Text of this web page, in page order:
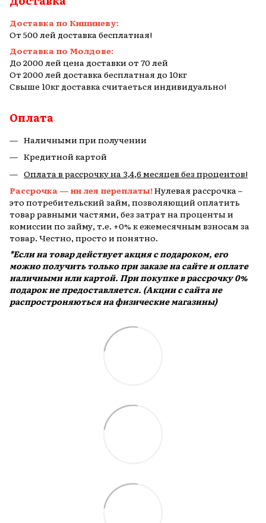
Доставка по Кишиневу:
От 500 лей доставка бесплатная!
Доставка по Молдове:
До 2000 лей цена доставки от 70 лей
От 2000 лей доставка бесплатная до 10кг
Свыше 10кг доставка считаеться индивидуально!
Оплата
Наличными при получении
Кредитной картой
Оплата в рассрочку на 3,4,6 месяцев без процентов!
Рассрочка — ни лея переплаты!Нулевая рассрочка –
это потребительский займ, позволяющий оплатить
товар равными частями, без затрат на проценты и
комиссии по займу, т.е. +0% к ежемесячным взносам за
товар. Честно, просто и понятно.
*Если на товар действует акция с подароком, его
можно получить только при заказе на сайте и оплате
наличными или картой. При покупке в рассрочку 0%
подарок не предоставляется. (Акции с сайта не
распростроняються на физические магазины)